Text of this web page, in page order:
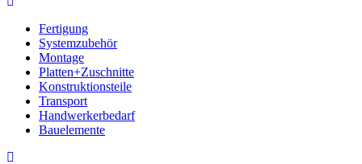
Fertigung
Systemzubehör
Montage
Platten+Zuschnitte
Konstruktionsteile
Transport
Handwerkerbedarf
Bauelemente